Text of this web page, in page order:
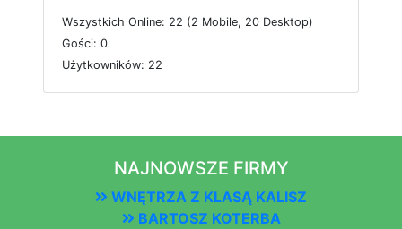
Wszystkich Online: 22 (2 Mobile, 20 Desktop)
Gości: 0
Użytkowników: 22
NAJNOWSZE FIRMY
WNĘTRZA Z KLASĄ KALISZ
BARTOSZ KOTERBA